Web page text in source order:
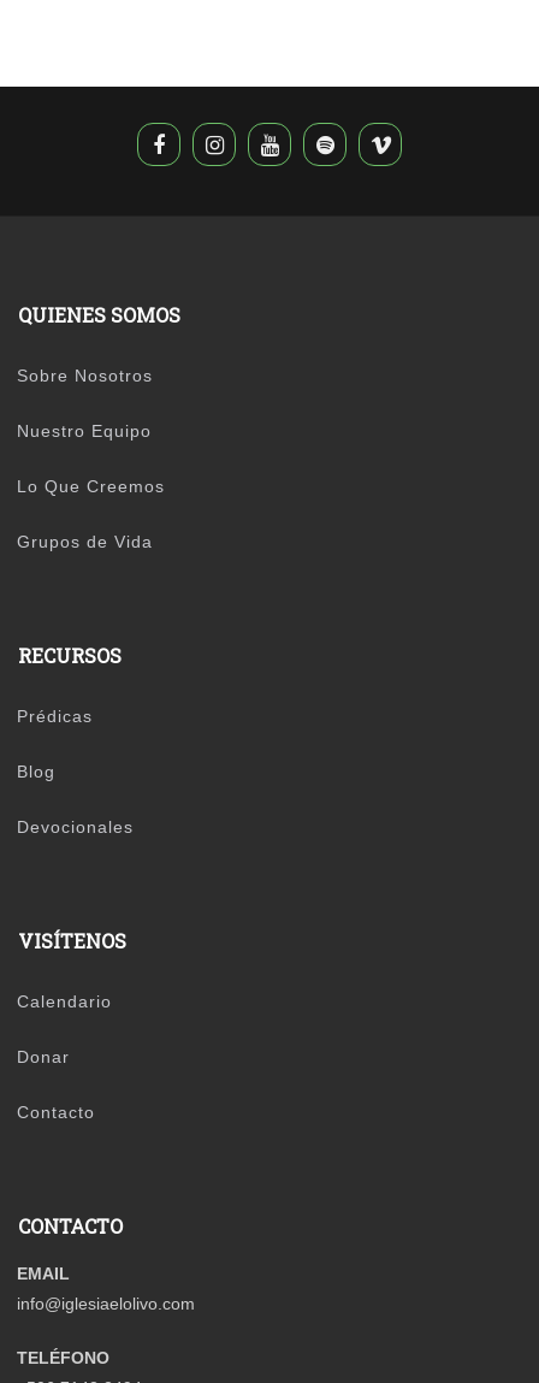
QUIENES SOMOS
Sobre Nosotros
Nuestro Equipo
Lo Que Creemos
Grupos de Vida
RECURSOS
Prédicas
Blog
Devocionales
VISÍTENOS
Calendario
Donar
Contacto
CONTACTO
EMAIL
info@iglesiaelolivo.com
TELÉFONO